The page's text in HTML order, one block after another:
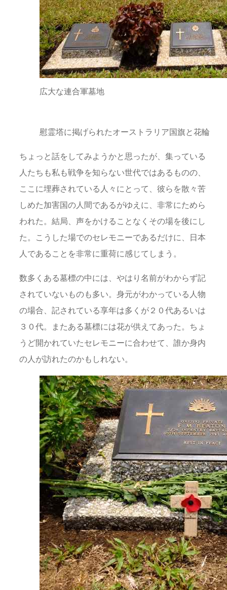
広大な連合軍墓地
慰霊塔に掲げられたオーストラリア国旗と花輪
ちょっと話をしてみようかと思ったが、集っている
人たちも私も戦争を知らない世代ではあるものの、
ここに埋葬されている人々にとって、彼らを散々苦
しめた加害国の人間であるがゆえに、非常にためら
われた。結局、声をかけることなくその場を後にし
た。こうした場でのセレモニーであるだけに、日本
人であることを非常に重荷に感じてしまう。
数多くある墓標の中には、やはり名前がわからず記
されていないものも多い。身元がわかっている人物
の場合、記されている享年は多くが２０代あるいは
３０代。またある墓標には花が供えてあった。ちょ
うど開かれていたセレモニーに合わせて、誰か身内
の人が訪れたのかもしれない。